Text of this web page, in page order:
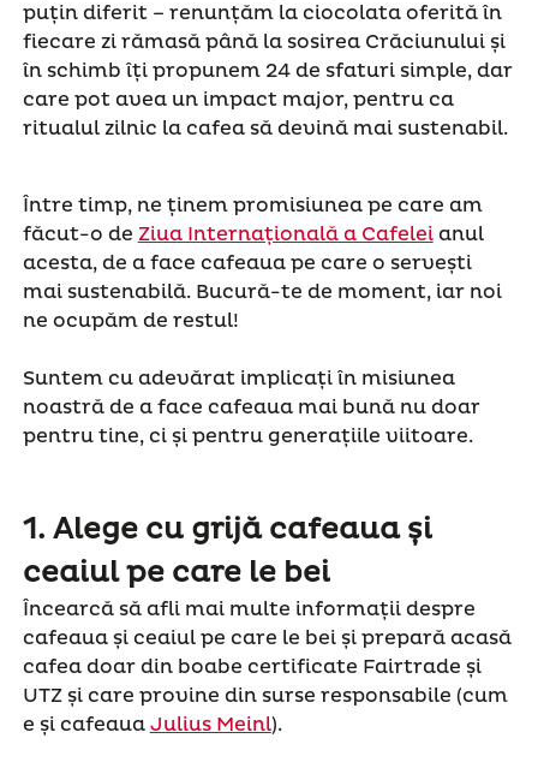
puțin diferit – renunțăm la ciocolata oferită în
fiecare zi rămasă până la sosirea Crăciunului și
în schimb îți propunem 24 de sfaturi simple, dar
care pot avea un impact major, pentru ca
ritualul zilnic la cafea să devină mai sustenabil.
Între timp, ne ținem promisiunea pe care am
făcut-o de Ziua Internațională a Cafeleianul
acesta, de a face cafeaua pe care o servești
mai sustenabilă. Bucură-te de moment, iar noi
ne ocupăm de restul!
Suntem cu adevărat implicați în misiunea
noastră de a face cafeaua mai bună nu doar
pentru tine, ci și pentru generațiile viitoare.
1. Alege cu grijă cafeaua și
ceaiul pe care le bei
Încearcă să afli mai multe informații despre
cafeaua și ceaiul pe care le bei și prepară acasă
cafea doar din boabe certificate Fairtrade și
UTZ și care provine din surse responsabile (cum
e și cafeaua Julius Meinl).